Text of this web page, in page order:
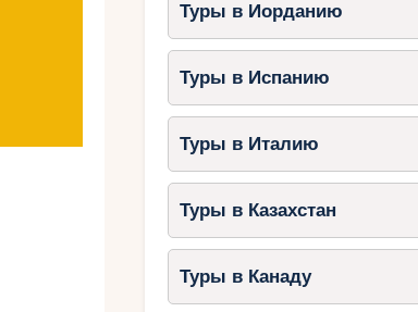
Туры в Иорданию
Туры в Испанию
Туры в Италию
Туры в Казахстан
Туры в Канаду